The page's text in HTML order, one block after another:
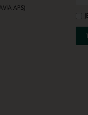
APS)